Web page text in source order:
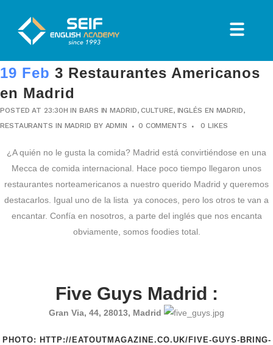
19 Feb 3 Restaurantes Americanos
en Madrid
POSTED AT 23:30H INBARS IN MADRID,CULTURE, INGLÉS EN MADRID,
RESTAURANTS IN MADRID BY ADMIN 0 COMMENTS 0 LIKES
¿A quién no le gusta la comida? Madrid está convirtiéndose en una
Mecca de comida internacional. Hace poco tiempo llegaron unos
restaurantes norteamericanos a nuestro querido Madrid y queremos
destacarlos. Igual uno de la lista ya conoces, pero los otros te van a
encantar. Confía en nosotros, a parte del inglés que nos encanta
obviamente, somos foodies total.
Five Guys Madrid :
Gran Via, 44, 28013, Madrid
PHOTO: HTTP://EATOUTMAGAZINE.CO.UK/FIVE-GUYS-BRING-